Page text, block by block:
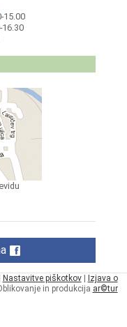
15.00
16.30
Nastavitve piškotkov|
Izjava o
in produkcija ar©tur